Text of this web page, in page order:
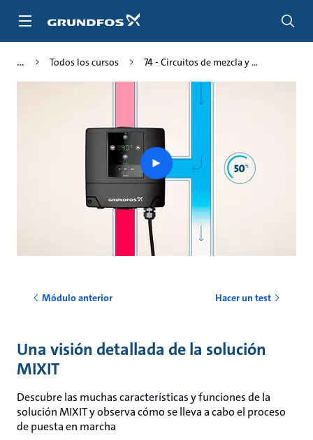
Todos los cursos 74 - Circuitos de mezcla y ...
Play
video
Módulo anterior Hacer un test
Una visión detallada de la solución
MIXIT
Descubre las muchas características y funciones de la
solución MIXIT y observa cómo se lleva a cabo el proceso
de puesta en marcha